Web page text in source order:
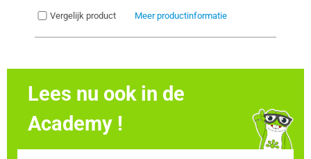
Vergelijk product Meer productinformatie
Lees nu ook in de
Academy !